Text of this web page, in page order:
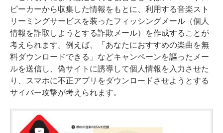
ピーカーから収集した情報をもとに、利用する音楽スト
リーミングサービスを装ったフィッシングメール（個人
情報を詐取しようとする詐欺メール）を作成することが
考えられます。例えば、「あなたにおすすめの楽曲を無
料ダウンロードできる」などキャンペーンを謳ったメー
ルを送信し、偽サイトに誘導して個人情報を入力させた
り、スマホに不正アプリをダウンロードさせようとする
サイバー攻撃が考えられます。